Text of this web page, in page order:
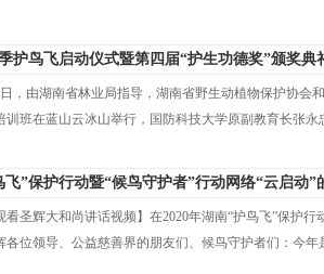
护鸟飞启动仪式暨第四届“护生功德奖”颁奖典
日，由湖南省林业局指导，湖南省野生动植物保护协
训班在蓝山云冰山举行，国防科技大学原副教育长张永
”保护行动暨“候鸟守护者”行动网络“云启动”
看圣辉大和尚讲话视频】在2020年湖南“护鸟飞”保护
各位领导、公益慈善界的朋友们、候鸟守护者们：今年